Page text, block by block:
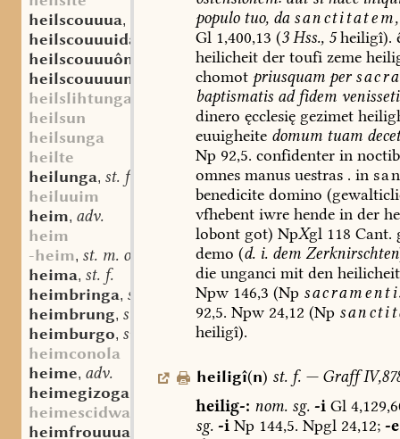
heilscouuua,
heilscouuuida
heilscouuuôn
heilscouuuunga
heilslihtunga
heilsun
heilsunga
heilte
heilunga, st. f.
heiluuim
heim, adv.
heim
-heim, st. m. oder n.
heima, st. f.
heimbringa, sw. f.
heimbrung, st. m.
heimburgo, sw. m.
heimconola
heime, adv.
heimegizogan
heimescidwar
heimfrouuua
populotuo,da sanctitatem,
Gl1,400,13 (3Hss.,5heiligî).
heilicheitdertoufizeme
chomot priusquamper
baptismatisadfidem
dinero ęcclesię gezimet
euuigheite domumtuamdecet
Np92,5. confidenterin
omnes manusuestras. in
benedicitedomino (
vfhebentiwrehendeinder
lobontgot) NpXgl118 Cant.
demo (d.i.demZerknirschten
dieungancimit den
Npw146,3 (Np
92,5. Npw24,12 (Np
heiligî).
heiligî(n) st. f. —Graff
heilig-: nom.sg. -iGl
sg. -iNp 144,5. Npgl24,12; -e